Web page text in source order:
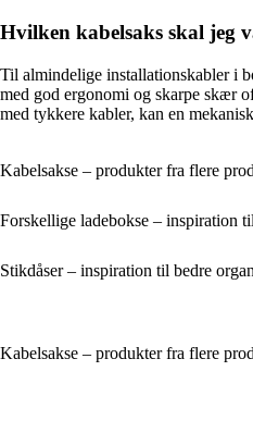
Hvilken kabelsaks skal jeg
Til almindelige installationskabler i
med god ergonomi og skarpe skær
med tykkere kabler, kan en
Kabelsakse – produkter fra flere
Forskellige ladebokse – inspiration
Stikdåser – inspiration til bedre
Kabelsakse – produkter fra flere